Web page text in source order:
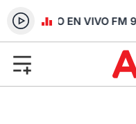
RADIO EN VIVO FM